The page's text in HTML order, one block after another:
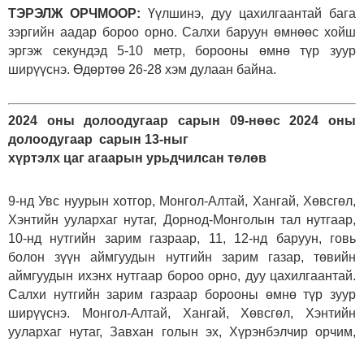
ТЭРЭЛЖ ОРЧМООР: Үүлшинэ, дуу цахилгаантай бага
зэргийн аадар бороо орно. Салхи баруун өмнөөс хойш
эргэж секундэд 5-10 метр, борооны өмнө түр зуур
ширүүснэ. Өдөртөө 26-28 хэм дулаан байна.
2024 оны долоодугаар сарын 09-нөөс 2024 оны
долоодугаар сарын 13-ныг
хүртэлх цаг агаарын урьдчилсан төлөв
9-нд Увс нуурын хотгор, Монгол-Алтай, Хангай, Хөвсгөл,
Хэнтийн уулархаг нутаг, Дорнод-Монголын тал нутгаар,
10-нд нутгийн зарим газраар, 11, 12-нд баруун, говь
болон зүүн аймгуудын нутгийн зарим газар, төвийн
аймгуудын ихэнх нутгаар бороо орно, дуу цахилгаантай.
Салхи нутгийн зарим газраар борооны өмнө түр зуур
ширүүснэ. Монгол-Алтай, Хангай, Хөвсгөл, Хэнтийн
уулархаг нутаг, Завхан голын эх, Хүрэнбэлчир орчим,